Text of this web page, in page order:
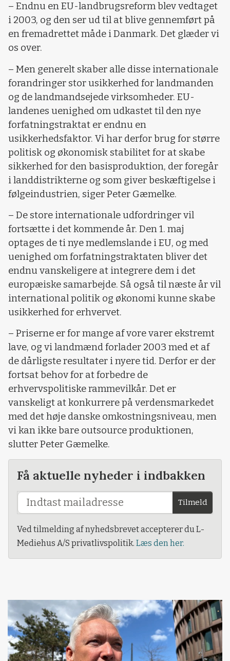
– Endnu en EU-landbrugsreform blev vedtaget
i 2003, og den ser ud til at blive gennemført på
en fremadrettet måde i Danmark. Det glæder vi
os over.
– Men generelt skaber alle disse internationale
forandringer stor usikkerhed for landmanden
og de landmandsejede virksomheder. EU-
landenes uenighed om udkastet til den nye
forfatningstraktat er endnu en
usikkerhedsfaktor. Vi har derfor brug for større
politisk og økonomisk stabilitet for at skabe
sikkerhed for den basisproduktion, der foregår
i landdistrikterne og som giver beskæftigelse i
følgeindustrien, siger Peter Gæmelke.
– De store internationale udfordringer vil
fortsætte i det kommende år. Den 1. maj
optages de ti nye medlemslande i EU, og med
uenighed om forfatningstraktaten bliver det
endnu vanskeligere at integrere dem i det
europæiske samarbejde. Så også til næste år vil
international politik og økonomi kunne skabe
usikkerhed for erhvervet.
– Priserne er for mange af vore varer ekstremt
lave, og vi landmænd forlader 2003 med et af
de dårligste resultater i nyere tid. Derfor er der
fortsat behov for at forbedre de
erhvervspolitiske rammevilkår. Det er
vanskeligt at konkurrere på verdensmarkedet
med det høje danske omkostningsniveau, men
vi kan ikke bare outsource produktionen,
slutter Peter Gæmelke.
Få aktuelle nyheder i indbakken
Tilmeld
Ved tilmelding af nyhedsbrevet accepterer du L-
Mediehus A/S privatlivspolitik. Læs den her.